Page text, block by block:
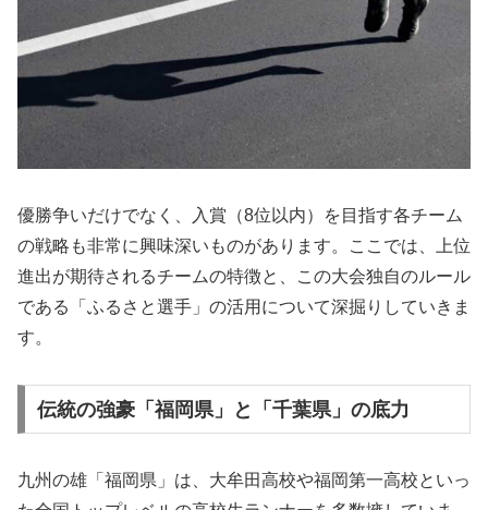
優勝争いだけでなく、入賞（8位以内）を目指す各チーム
の戦略も非常に興味深いものがあります。ここでは、上位
進出が期待されるチームの特徴と、この大会独自のルール
である「ふるさと選手」の活用について深掘りしていきま
す。
伝統の強豪「福岡県」と「千葉県」の底力
九州の雄「福岡県」は、大牟田高校や福岡第一高校といっ